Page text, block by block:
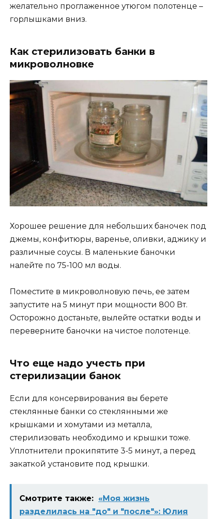
желательно проглаженное утюгом полотенце –
горлышками вниз.
Как стерилизовать банки в
микроволновке
Хорошее решение для небольших баночек под
джемы, конфитюры, варенье, оливки, аджику и
различные соусы. В маленькие баночки
налейте по 75-100 мл воды.
Поместите в микроволновую печь, ее затем
запустите на 5 минут при мощности 800 Вт.
Осторожно достаньте, вылейте остатки воды и
переверните баночки на чистое полотенце.
Что еще надо учесть при
стерилизации банок
Если для консервирования вы берете
стеклянные банки со стеклянными же
крышками и хомутами из металла,
стерилизовать необходимо и крышки тоже.
Уплотнители прокипятите 3-5 минут, а перед
закаткой установите под крышки.
Смотрите также: «Моя жизнь
разделилась на "до" и "после"»: Юлия